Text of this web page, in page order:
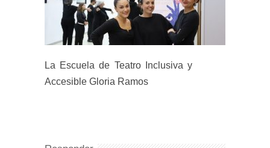
La Escuela de Teatro Inclusiva y
Accesible Gloria Ramos